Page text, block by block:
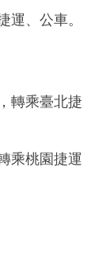
運、公車。
轉乘臺北捷
乘桃園捷運